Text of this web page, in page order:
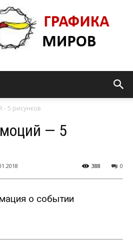
- 5 рисунков
— 5
0
388
о событии